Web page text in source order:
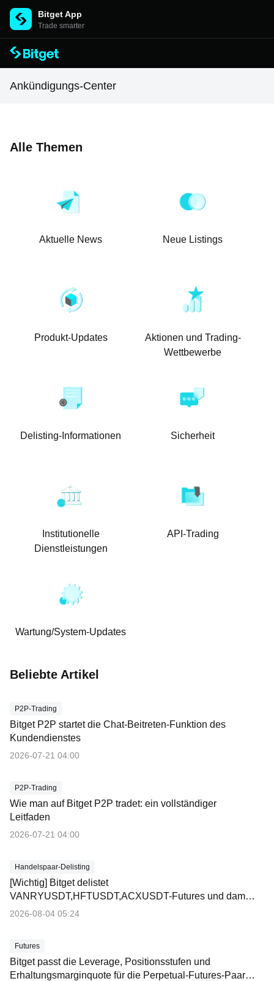
Bitget App
Trade smarter
Ankündigungs-Center
Alle Themen
Aktuelle News Neue Listings
Produkt-Updates
Aktionen und Trading-
Wettbewerbe
Delisting-Informationen Sicherheit
Institutionelle
Dienstleistungen
API-Trading
Wartung/System-Updates
Beliebte Artikel
P2P-Trading
Bitget P2P startet die Chat-Beitreten-Funktion des
Kundendienstes
2026-07-21 04:00
P2P-Trading
Wie man auf Bitget P2P tradet: ein vollständiger
Leitfaden
2026-07-21 04:00
Handelspaar-Delisting
[Wichtig] Bitget delistet
VANRYUSDT,HFTUSDT,ACXUSDT-Futures und damit
verbundene Dienstleistungen
2026-08-04 05:24
Futures
Bitget passt die Leverage, Positionsstufen und
Erhaltungsmarginquote für die Perpetual-Futures-Paare